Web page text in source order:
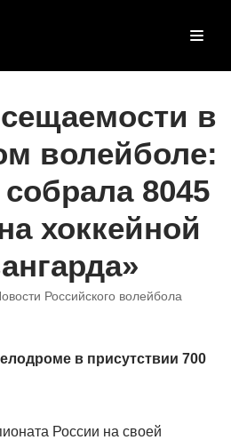
в
волейболе:
8045
хоккейной
Российского волейбола
в присутствии 700
России на своей